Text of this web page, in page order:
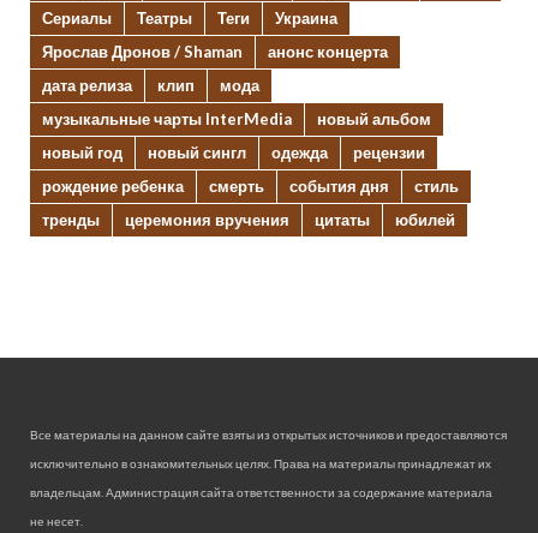
Сериалы
Театры Теги
Украина
Ярослав Дронов / Shaman
анонс концерта
дата релиза
клип
мода
музыкальные чарты InterMedia
новый альбом
новый год
новый сингл одежда
рецензии
рождение ребенка
смерть события дня
стиль
тренды
церемония вручения цитаты юбилей
Все материалы на данном сайте взяты из открытых источников и предоставляются
исключительно в ознакомительных целях. Права на материалы принадлежат их
владельцам. Администрация сайта ответственности за содержание материала
не несет.